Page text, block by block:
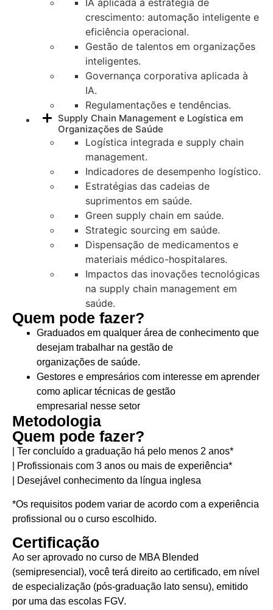
IA aplicada à estratégia de
crescimento: automação inteligente e
eficiência operacional.
Gestão de talentos em organizações
inteligentes.
Governança corporativa aplicada à
IA.
Regulamentações e tendências.
Supply Chain Management e Logística em
Organizações de Saúde
Logística integrada e supply chain
management.
Indicadores de desempenho logístico.
Estratégias das cadeias de
suprimentos em saúde.
Green supply chain em saúde.
Strategic sourcing em saúde.
Dispensação de medicamentos e
materiais médico-hospitalares.
Impactos das inovações tecnológicas
na supply chain management em
saúde.
Quem pode fazer?
Graduados em qualquer área de conhecimento que
desejam trabalhar na gestão de
organizações de saúde.
Gestores e empresários com interesse em aprender
como aplicar técnicas de gestão
empresarial nesse setor
Metodologia
Quem pode fazer?
| Ter concluído a graduação há pelo menos 2 anos*
| Profissionais com 3 anos ou mais de experiência*
| Desejável conhecimento da língua inglesa
*Os requisitos podem variar de acordo com a experiência
profissional ou o curso escolhido.
Certificação
Ao ser aprovado no curso de MBA Blended
(semipresencial), você terá direito ao certificado, em nível
de especialização (pós-graduação lato sensu), emitido
por uma das escolas FGV.